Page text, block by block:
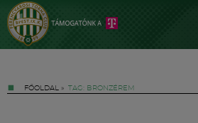
FŐOLDAL » TAG: BRONZÉREM